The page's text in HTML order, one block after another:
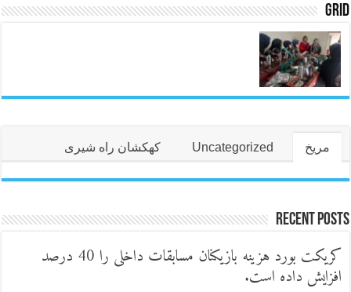
Grid
مریخ Uncategorized کهکشان راه شیری
Recent Posts
کریکت بورد هزینه بازیکنان مسابقات داخلی را 40 درصد
افزایش داده است.